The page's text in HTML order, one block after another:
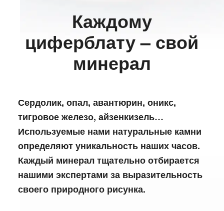
Каждому
циферблату – свой
минерал
Сердолик, опал, авантюрин, оникс,
тигровое железо, айзенкизель…
Используемые нами натуральные камни
определяют уникальность наших часов.
Каждый минерал тщательно отбирается
нашими экспертами за выразительность
своего природного рисунка.